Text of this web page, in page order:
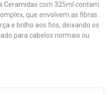
Ceramidas com 325ml contam
que envolvem as fibras
e brilho aos fios, deixando os
para cabelos normais ou